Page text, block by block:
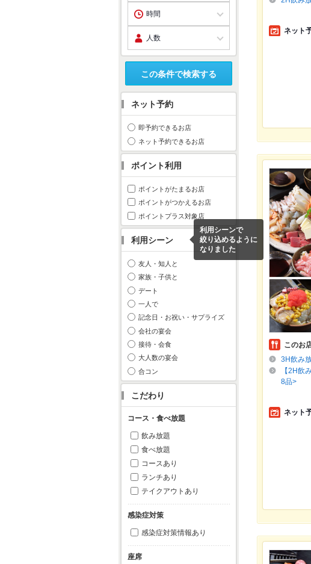
この条件で検索する
ネット予約
即予約できるお店
ネット予約できるお店
ポイント利用
ポイントがたまるお店
ポイントがつかえるお店
ポイントプラス対象店
利用シーン
利用シーンで
絞り込めるように
なりました
友人・知人と
家族・子供と
デート
一人で
記念日・お祝い・サプライズ
会社の宴会
接待・会食
大人数の宴会
合コン
こだわり
コース・食べ放題
飲み放題
食べ放題
コースあり
ランチあり
テイクアウトあり
感染症対策
感染症対策情報あり
座席
ネット
このお
3H飲み
【2H飲
8品>
ネット